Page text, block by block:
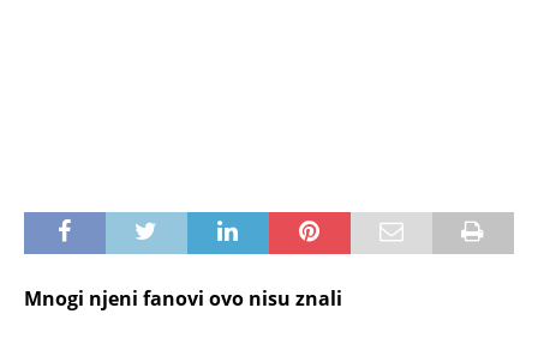
Mnogi njeni fanovi ovo nisu znali